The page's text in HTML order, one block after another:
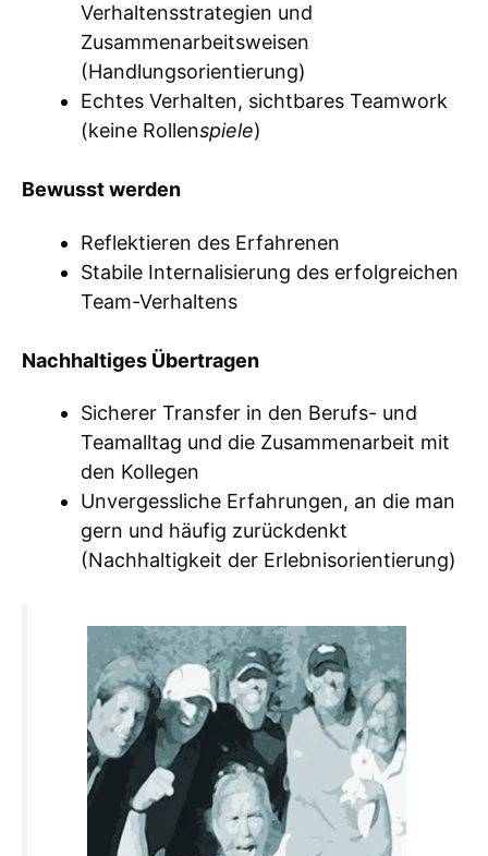
Verhaltensstrategien und
Zusammenarbeitsweisen
(Handlungsorientierung)
Echtes Verhalten, sichtbares Teamwork
(keine Rollenspiele)
Bewusst werden
Reflektieren des Erfahrenen
Stabile Internalisierung des erfolgreichen
Team-Verhaltens
Nachhaltiges Übertragen
Sicherer Transfer in den Berufs- und
Teamalltag und die Zusammenarbeit mit
den Kollegen
Unvergessliche Erfahrungen, an die man
gern und häufig zurückdenkt
(Nachhaltigkeit der Erlebnisorientierung)